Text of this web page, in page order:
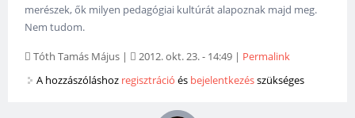
merészek, ők milyen pedagógiai kultúrát alapoznak majd meg.
Nem tudom.
Tóth Tamás Május | 2012. okt. 23. - 14:49 | Permalink
A hozzászóláshoz regisztráció és bejelentkezésszükséges